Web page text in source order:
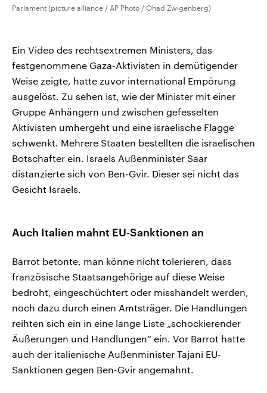
Parlament (picture alliance / AP Photo / Ohad Zwigenberg)
Ein Video des rechtsextremen Ministers, das
festgenommene Gaza-Aktivisten in demütigender
Weise zeigte, hatte zuvor international Empörung
ausgelöst. Zu sehen ist, wie der Minister mit einer
Gruppe Anhängern und zwischen gefesselten
Aktivisten umhergeht und eine israelische Flagge
schwenkt. Mehrere Staaten bestellten die israelischen
Botschafter ein. Israels Außenminister Saar
distanzierte sich von Ben-Gvir. Dieser sei nicht das
Gesicht Israels.
Auch Italien mahnt EU-Sanktionen an
Barrot betonte, man könne nicht tolerieren, dass
französische Staatsangehörige auf diese Weise
bedroht, eingeschüchtert oder misshandelt werden,
noch dazu durch einen Amtsträger. Die Handlungen
reihten sich ein in eine lange Liste „schockierender
Äußerungen und Handlungen“ ein. Vor Barrot hatte
auch der italienische Außenminister Tajani EU-
Sanktionen gegen Ben-Gvir angemahnt.